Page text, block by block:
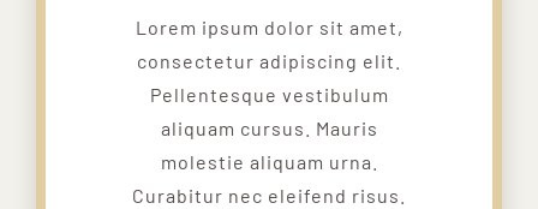
Lorem ipsum dolor sit amet,
consectetur adipiscing elit.
Pellentesque vestibulum
aliquam cursus. Mauris
molestie aliquam urna.
Curabitur nec eleifend risus.